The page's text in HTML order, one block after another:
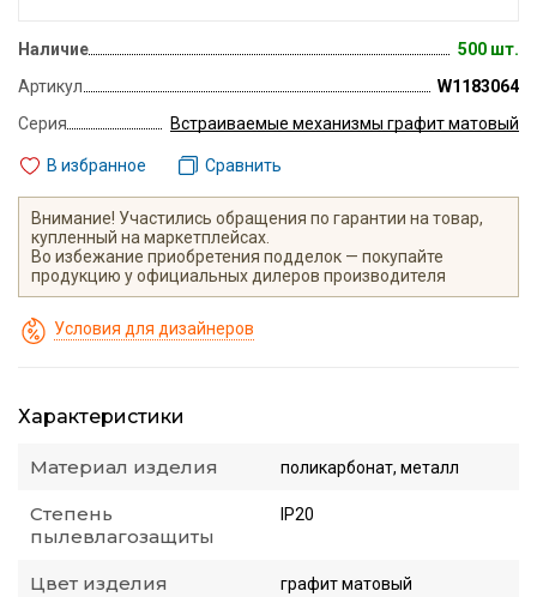
Наличие
500 шт.
Артикул
W1183064
Серия
Встраиваемые механизмы графит матовый
В избранное Сравнить
Внимание! Участились обращения по гарантии на товар,
купленный на маркетплейсах.
Во избежание приобретения подделок — покупайте
продукцию у официальных дилеров производителя
Условия для дизайнеров
Характеристики
Материал изделия поликарбонат, металл
Степень
пылевлагозащиты
IP20
Цвет изделия графит матовый